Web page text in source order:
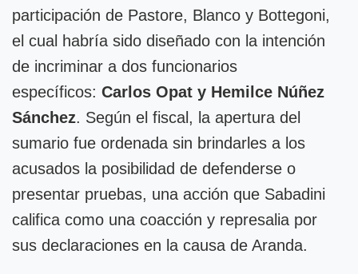
participación de Pastore, Blanco y Bottegoni,
el cual habría sido diseñado con la intención
de incriminar a dos funcionarios
específicos: Carlos Opat y Hemilce Núñez
Sánchez. Según el fiscal, la apertura del
sumario fue ordenada sin brindarles a los
acusados la posibilidad de defenderse o
presentar pruebas, una acción que Sabadini
califica como una coacción y represalia por
sus declaraciones en la causa de Aranda.